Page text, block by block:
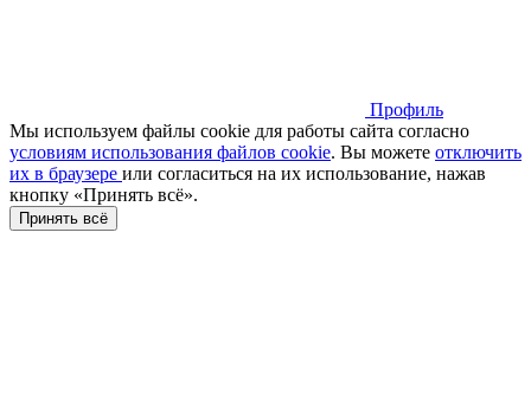
Профиль
Мы используем файлы cookie для работы сайта согласно
условиям использования файлов cookie. Вы можете отключить
их в браузере или cогласиться на их использование, нажав
кнопку «Принять всё».
Принять всё